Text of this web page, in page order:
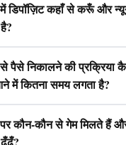
डिपॉज़िट कहाँ से करूँ और
पैसे निकालने की प्रक्रिया
में कितना समय लगता है?
कौन‑कौन से गेम मिलते हैं